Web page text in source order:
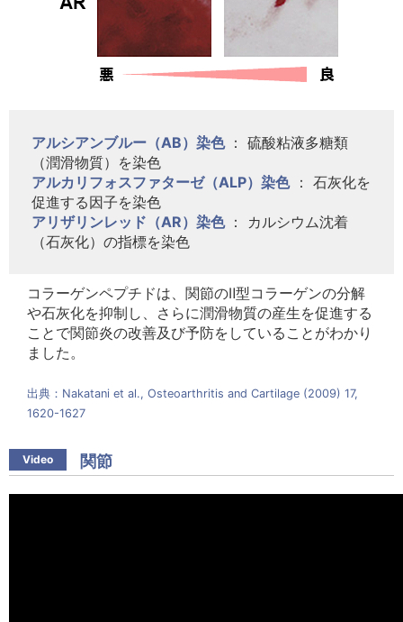
アルシアンブルー（AB）染色 ： 硫酸粘液多糖類
（潤滑物質）を染色
アルカリフォスファターゼ（ALP）染色： 石灰化を
促進する因子を染色
アリザリンレッド（AR）染色 ： カルシウム沈着
（石灰化）の指標を染色
コラーゲンペプチドは、関節のⅡ型コラーゲンの分解
や石灰化を抑制し、さらに潤滑物質の産生を促進する
ことで関節炎の改善及び予防をしていることがわかり
ました。
出典：Nakatani et al., Osteoarthritis and Cartilage (2009) 17,
1620-1627
Video 関節